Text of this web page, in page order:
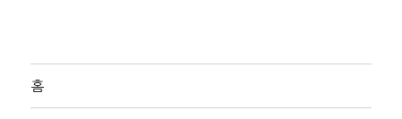
홈